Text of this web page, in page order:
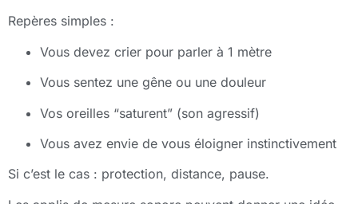
Repères simples :
Vous devez crier pour parler à 1 mètre
Vous sentez une gêne ou une douleur
Vos oreilles “saturent” (son agressif)
Vous avez envie de vous éloigner instinctivement
Si c’est le cas : protection, distance, pause.